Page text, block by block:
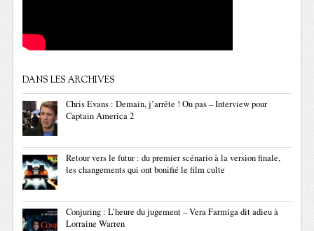
DANS LES ARCHIVES
Chris Evans : Demain, j’arrête ! Ou pas – Interview pour
Captain America 2
Retour vers le futur : du premier scénario à la version finale,
les changements qui ont bonifié le film culte
Conjuring : L’heure du jugement – Vera Farmiga dit adieu à
Lorraine Warren